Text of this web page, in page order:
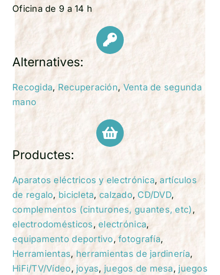
Oficina de 9 a 14 h
Alternatives:
Recogida, Recuperación, Venta de segunda
mano
Productes:
Aparatos eléctricos y electrónica,artículos
de regalo, bicicleta, calzado, CD/DVD,
complementos (cinturones, guantes, etc),
electrodomésticos, electrónica,
equipamento deportivo,fotografía,
Herramientas, herramientas de jardinería,
HiFi/TV/Vídeo, joyas, juegos de mesa, juegos